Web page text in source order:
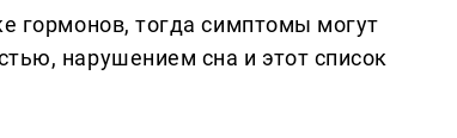
гормонов, тогда симптомы могут
нарушением сна и этот список